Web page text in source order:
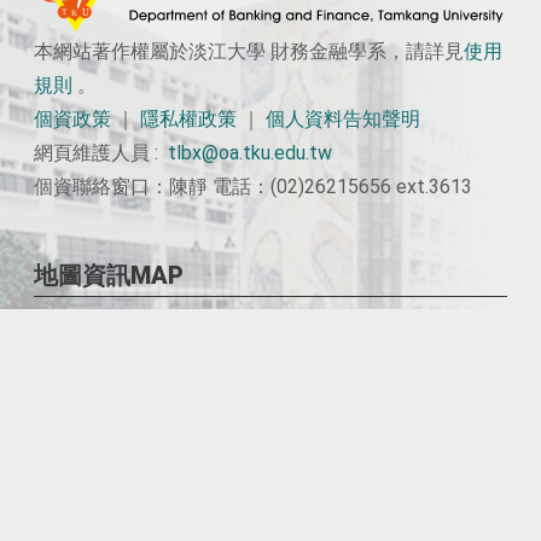
本網站著作權屬於淡江大學 財務金融學系，請詳見使用
規則 。
個資政策｜隱私權政策
個人資料告知聲明
網頁維護人員 :tlbx@oa.tku.edu.tw
個資聯絡窗口：陳靜 電話：(02)26215656 ext.3613
地圖資訊MAP